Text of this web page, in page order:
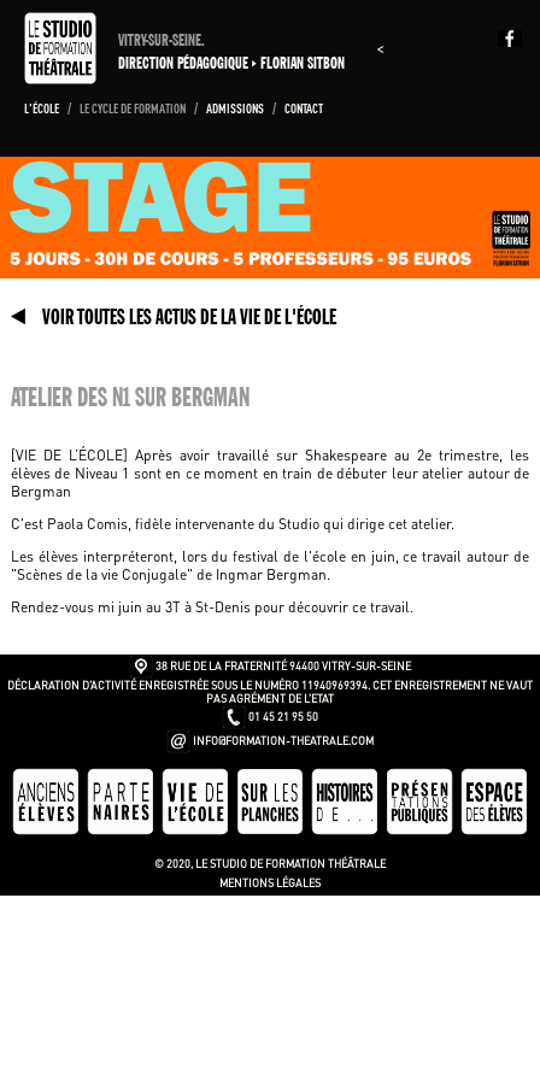
VITRY-SUR-SEINE.
DIRECTION PÉDAGOGIQUE FLORIAN SITBON
<
L'ÉCOLE / LE CYCLE DE FORMATION / ADMISSIONS / CONTACT
VOIR TOUTES LES ACTUS DE LA VIE DE L'ÉCOLE
ATELIER DES N1 SUR BERGMAN
[VIE DE L’ÉCOLE] Après avoir travaillé sur Shakespeare au 2e trimestre, les
élèves de Niveau 1 sont en ce moment en train de débuter leur atelier autour de
Bergman
C'est Paola Comis, fidèle intervenante du Studio qui dirige cet atelier.
Les élèves interpréteront, lors du festival de l'école en juin, ce travail autour de
"Scènes de la vie Conjugale" de Ingmar Bergman.
Rendez-vous mi juin au 3T à St-Denis pour découvrir ce travail.
38 RUE DE LA FRATERNITÉ94400 VITRY-SUR-SEINE
DÉCLARATION D’ACTIVITÉ ENREGISTRÉE SOUS LE NUMÉRO 11940969394. CET ENREGISTREMENT NE VAUT
PAS AGRÉMENT DE L’ETAT
01 45 21 95 50
INFO@FORMATION-THEATRALE.COM
© 2020, LE STUDIO DE FORMATION THÉÂTRALE
MENTIONS LÉGALES